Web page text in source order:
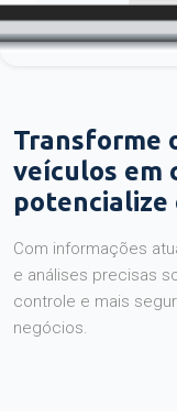
Transforme
veículos em
potencialize
Com informações
e análises precisas
controle e mais
negócios.